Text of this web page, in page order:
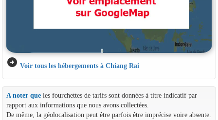
arrow_circle_right Voir tous les hébergements à Chiang Rai
A noter queles fourchettes de tarifs sont données à titre indicatif par
rapport aux informations que nous avons collectées.
De même, la géolocalisation peut être parfois être imprécise voire absente.